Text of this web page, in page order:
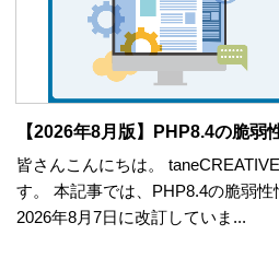
【2026年8月版】PHP8.4の脆弱
皆さんこんにちは。
す。 本記事では、PHP8.4の脆弱性
2026年8月7日に改訂していま...